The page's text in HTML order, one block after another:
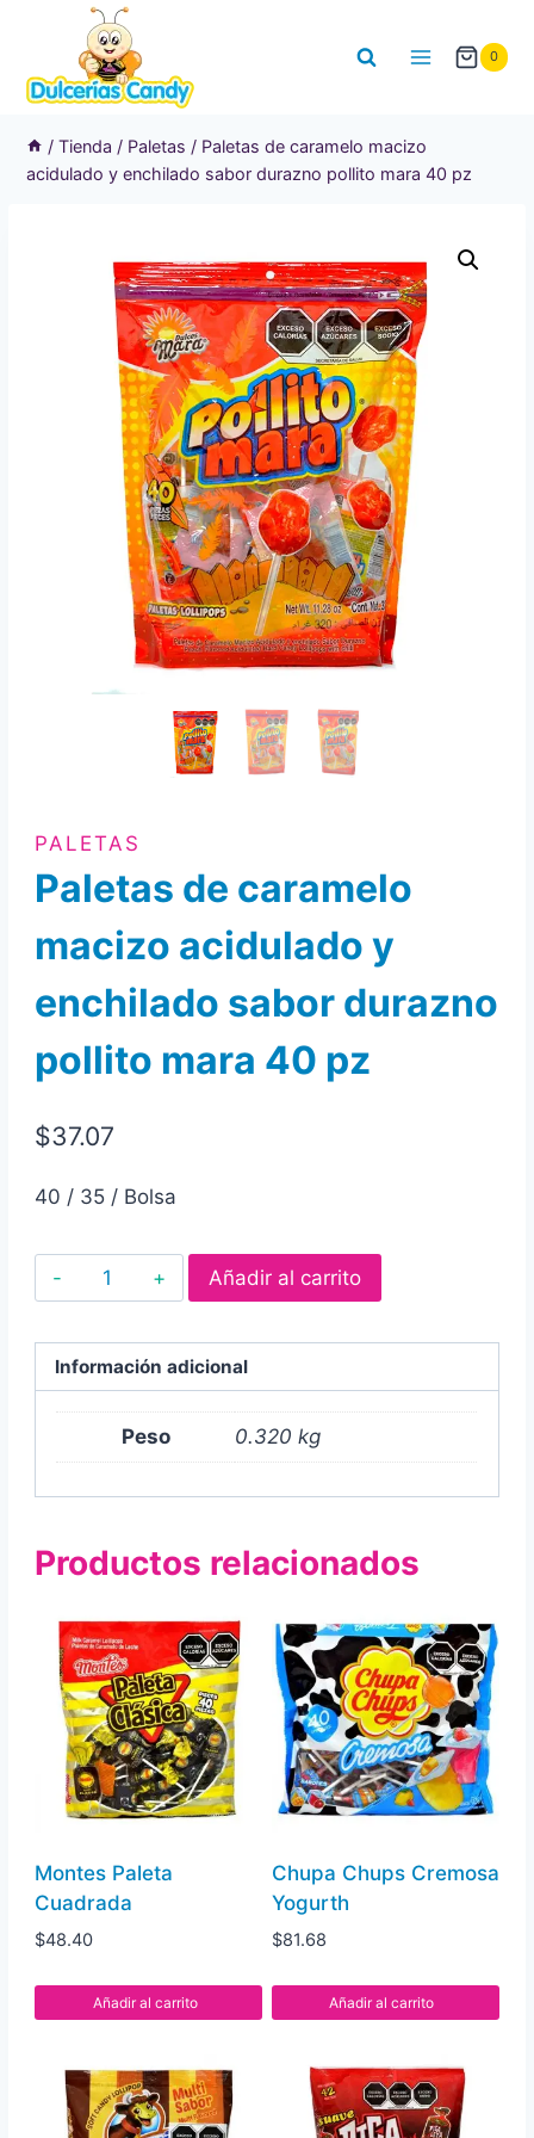
contenido
0
/ Tienda / Paletas / Paletas de caramelo macizo
acidulado y enchilado sabor durazno pollito mara 40 pz
PALETAS
Paletas de caramelo
macizo acidulado y
enchilado sabor durazno
pollito mara 40 pz
$37.07
40 / 35 / Bolsa
Paletas
de
macizo
acidulado
enchilado
sabor
pollito
40
pz
cantidad
Añadir al carrito
Información adicional
Peso 0.320 kg
Productos relacionados
Montes Paleta
Cuadrada
$48.40
Añadir al carrito
Chupa Chups Cremosa
Yogurth
$81.68
Añadir al carrito